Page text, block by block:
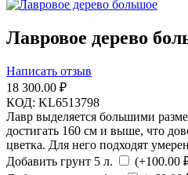
Лавровое дерево
Написать отзыв
18 300.00 ₽
КОД: KL6513798
Лавр выделяется большими
достигать 160 см и выше, что
цветка. Для него подходят
Добавить грунт 5 л.
(+100.00